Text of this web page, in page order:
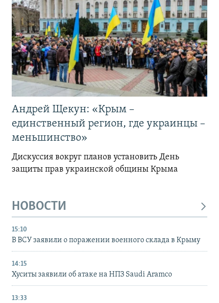
Андрей Щекун: «Крым –
единственный регион, где украинцы –
меньшинство»
Дискуссия вокруг планов установить День
защиты прав украинской общины Крыма
НОВОСТИ
15:10
В ВСУ заявили о поражении военного склада в Крыму
14:15
Хуситы заявили об атаке на НПЗ Saudi Aramco
13:33